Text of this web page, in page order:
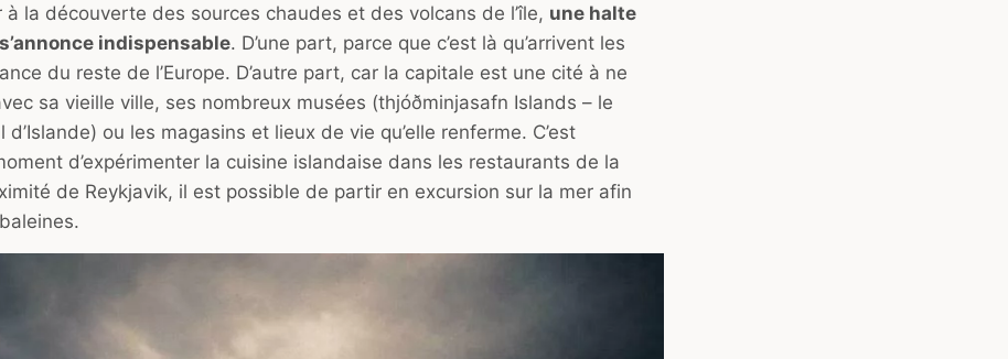
la découverte des sources chaudes et des volcans de l’île, une halte
indispensable. D’une part, parce que c’est là qu’arrivent les
du reste de l’Europe. D’autre part, car la capitale est une cité à ne
sa vieille ville, ses nombreux musées (thjóðminjasafn Islands – le
d’Islande) ou les magasins et lieux de vie qu’elle renferme. C’est
d’expérimenter la cuisine islandaise dans les restaurants de la
de Reykjavik, il est possible de partir en excursion sur la mer afin